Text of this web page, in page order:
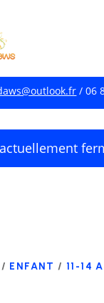
/ 06
/ ENFANT /11-14